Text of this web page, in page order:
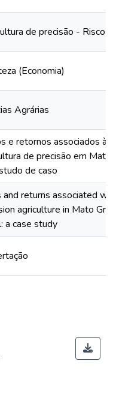
de precisão - Risco
(Economia)
Agrárias
e retornos associados à
de precisão em
de caso
and returns associated
agriculture in Mato
a case study